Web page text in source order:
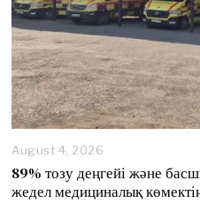
August 4, 2026
89% тозу деңгейі және
жедел медициналық